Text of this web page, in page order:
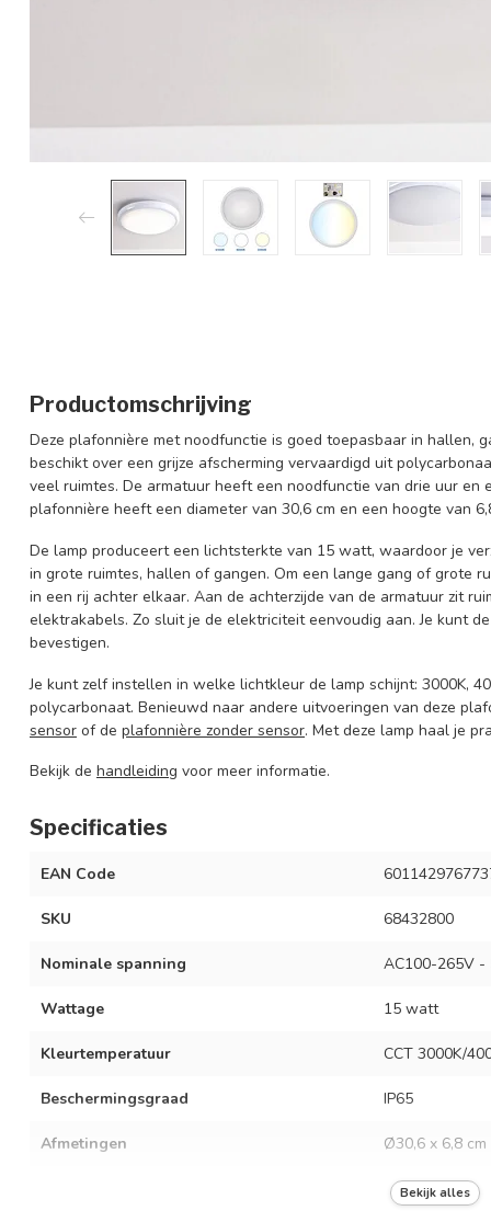
Productomschrijving
Deze plafonnière met noodfunctie is goed toepasbaar in hallen,
beschikt over een grijze afscherming vervaardigd uit
veel ruimtes. De armatuur heeft een noodfunctie van drie uur en
plafonnière heeft een diameter van 30,6 cm en een hoogte van
De lamp produceert een lichtsterkte van 15 watt, waardoor je
in grote ruimtes, hallen of gangen. Om een lange gang of grote
in een rij achter elkaar. Aan de achterzijde van de armatuur zit
elektrakabels. Zo sluit je de elektriciteit eenvoudig aan. Je kunt
bevestigen.
Je kunt zelf instellen in welke lichtkleur de lamp schijnt: 3000K,
polycarbonaat. Benieuwd naar andere uitvoeringen van deze
sensor of de plafonnière zonder sensor. Met deze lamp haal je
Bekijk de handleiding voor meer informatie.
Specificaties
EAN Code
SKU 68432800
Nominale spanning AC100-265V -
Wattage 15 watt
Kleurtemperatuur CCT 3000K/
Beschermingsgraad IP65
Afmetingen Ø30,6 x 6,8 cm
1300 lumen
Bekijk alles